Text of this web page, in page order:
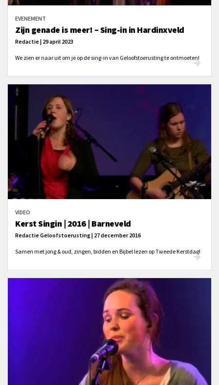
EVENEMENT
Zijn genade is meer! – Sing-in in Hardinxveld
Redactie | 29 april 2023
We zien er naar uit om je op de sing-in van Geloofstoerusting te ontmoeten!
VIDEO
Kerst Singin | 2016 | Barneveld
Redactie Geloofstoerusting | 27 december 2016
Samen met jong & oud, zingen, bidden en Bijbel lezen op Tweede Kerstdag!